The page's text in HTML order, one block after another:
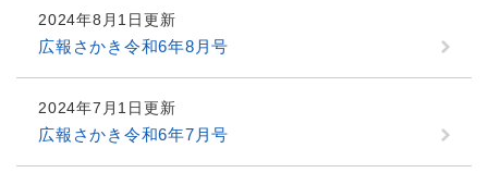
2024年8月1日更新
広報さかき令和6年8月号
2024年7月1日更新
広報さかき令和6年7月号